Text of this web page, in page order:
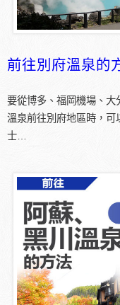
前往別府溫泉的
要從博多、福岡機場、大
溫泉前往別府地區時，
士…